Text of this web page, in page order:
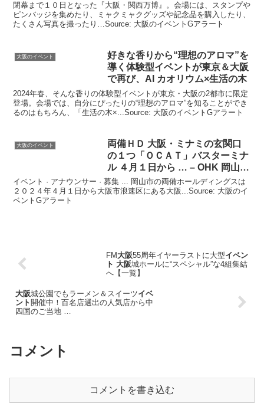
閉幕まで１０日となった『大阪・関西万博』。会場には、スタンプや
ピンバッジを集めたり、ミャクミャクグッズや記念品を購入したり、
たくさん写真を撮ったり…Source: 大阪のイベントGアラート
大阪のイベント
好きな香りから“理想のアロマ”を
導く体験型イベントが東京＆大阪
で再び、AI カオリウム×生活の木
2024年春、そんな香りの体験型イベントが東京・大阪の2都市に限定
登場。会場では、自分にぴったりの“理想のアロマ”を知ることができ
るのはもちろん、「生活の木×...Source: 大阪のイベントGアラート
大阪のイベント 両備ＨＤ 大阪 ・ミナミの玄関口
の１つ「ＯＣＡＴ」バスターミナ
ル ４月１日から … – OHK 岡山放
送
イベント · アナウンサー · 募集 ... 岡山市の両備ホールディングスは
２０２４年４月１日から大阪市浪速区にある大阪...Source: 大阪のイ
ベントGアラート
FM大阪55周年イヤーラストに大型イベン
ト 大阪城ホールに“スペシャル”な4組集結
へ【一覧】
大阪城公園でもラーメン＆スイーツイベ
ント開催中！百名店選出の人気店から中
四国のご当地 …
コメント
コメントを書き込む